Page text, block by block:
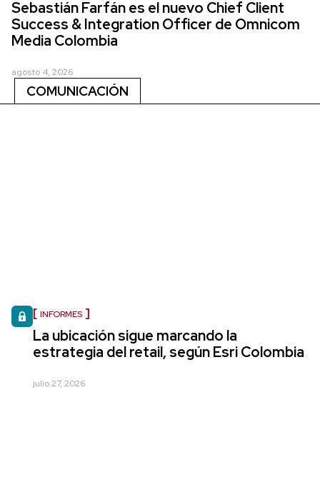
Sebastián Farfán es el nuevo Chief Client
Success & Integration Officer de Omnicom
Media Colombia
agosto 4, 2026
COMUNICACIÓN
INFORMES
La ubicación sigue marcando la
estrategia del retail, según Esri Colombia
julio 27, 2026